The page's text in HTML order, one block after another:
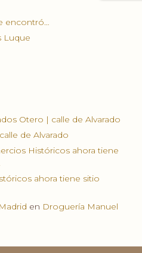
encontró…
Luque
Otero | calle de Alvarado
de Alvarado
Históricos ahora tiene
ahora tiene sitio
en Droguería Manuel